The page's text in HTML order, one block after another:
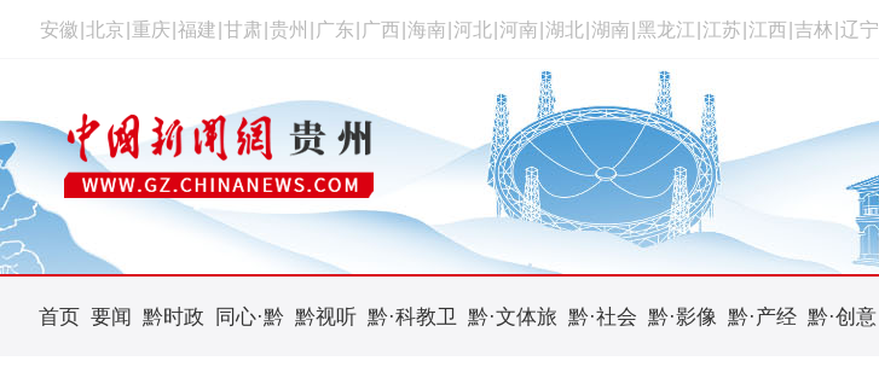
安徽 北京 重庆 福建 甘肃 贵州 广东 广西 海南 河北 河南 湖北 湖南 黑龙江 江苏 江西 吉林 辽宁
首页 要闻 黔时政 同心·黔 黔视听 黔·科教卫 黔·文体旅 黔·社会 黔·影像 黔·产经 黔·创意